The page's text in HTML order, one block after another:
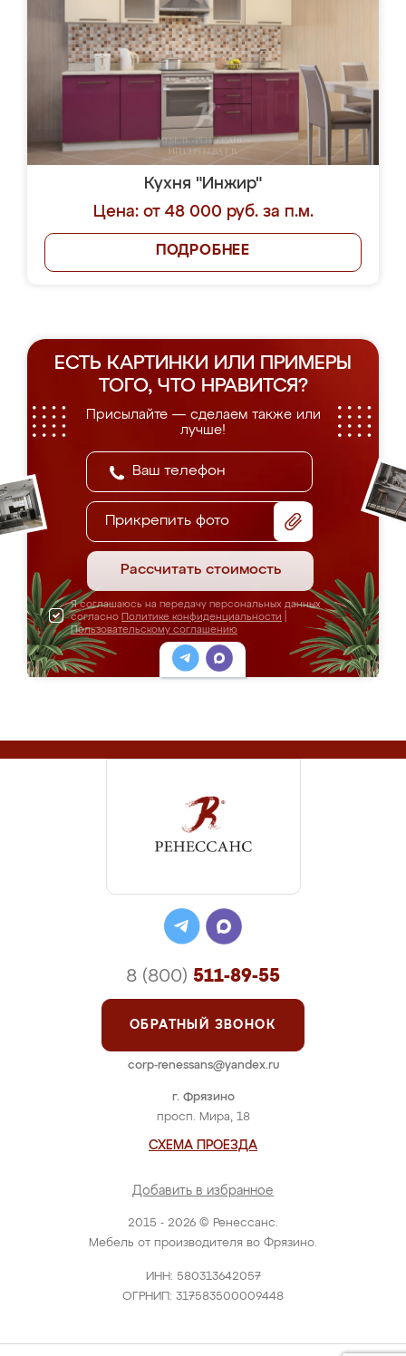
Кухня "Инжир"
Цена: от 48 000 руб. за п.м.
ПОДРОБНЕЕ
ЕСТЬ КАРТИНКИ ИЛИ ПРИМЕРЫ
ТОГО, ЧТО НРАВИТСЯ?
Присылайте — сделаем также или
лучше!
Прикрепить фото
Рассчитать стоимость
Я соглашаюсь на передачу персональных данных
согласно Политике конфиденциальности
Пользовательскому соглашению
2015 - 2026 © Ренессанс.
Мебель от производителя во Фрязино.
ИНН: 580313642057
ОГРНИП: 317583500009448
г. Фрязино
просп. Мира, 18
СХЕМА ПРОЕЗДА
Добавить в избранное
8 (800) 511-89-55
ОБРАТНЫЙ ЗВОНОК
corp-renessans@yandex.ru